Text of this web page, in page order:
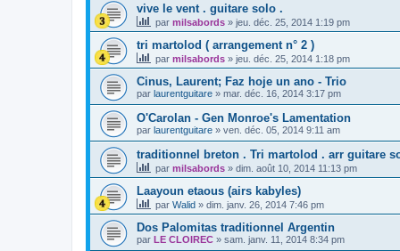
vive le vent . guitare solo .
par milsabords » jeu. déc. 25, 2014 1:19 pm
tri martolod ( arrangement n° 2 )
par milsabords » jeu. déc. 25, 2014 1:18 pm
Cinus, Laurent; Faz hoje un ano - Trio
par laurentguitare » mar. déc. 16, 2014 3:17 pm
O'Carolan - Gen Monroe's Lamentation
par laurentguitare » ven. déc. 05, 2014 9:11 am
traditionnel breton . Tri martolod . arr guitare
par milsabords » dim. août 10, 2014 11:13 pm
Laayoun etaous (airs kabyles)
par Walid » dim. janv. 26, 2014 7:46 pm
Dos Palomitas traditionnel Argentin
par LE CLOIREC » sam. janv. 11, 2014 8:34 pm